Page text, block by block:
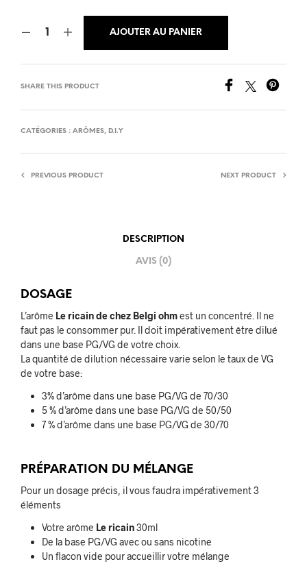
AJOUTER AU PANIER
SHARE THIS PRODUCT
CATÉGORIES : ARÔMES, D.I.Y
PREVIOUS PRODUCT NEXT PRODUCT
DESCRIPTION
AVIS (0)
DOSAGE
L’arôme Le ricain de chez Belgi ohmest un concentré. Il ne
faut pas le consommer pur. Il doit impérativement être dilué
dans une base PG/VG de votre choix.
La quantité de dilution nécessaire varie selon le taux de VG
de votre base:
3% d’arôme dans une base PG/VG de 70/30
5 % d’arôme dans une base PG/VG de 50/50
7 % d’arôme dans une base PG/VG de 30/70
PRÉPARATION DU MÉLANGE
Pour un dosage précis, il vous faudra impérativement 3
éléments
Votre arôme Le ricain30ml
De la base PG/VG avec ou sans nicotine
Un flacon vide pour accueillir votre mélange